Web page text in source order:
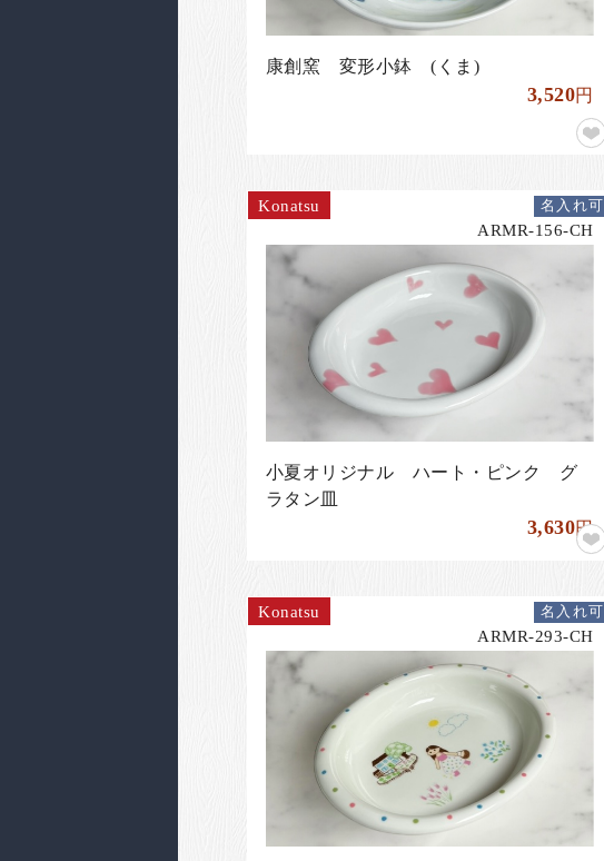
康創窯 変形小鉢 (くま)
3,520円
Konatsu
ARMR-156-CH
名入れ可
小夏オリジナル ハート・ピンク グ
ラタン皿
3,630円
Konatsu
ARMR-293-CH
名入れ可